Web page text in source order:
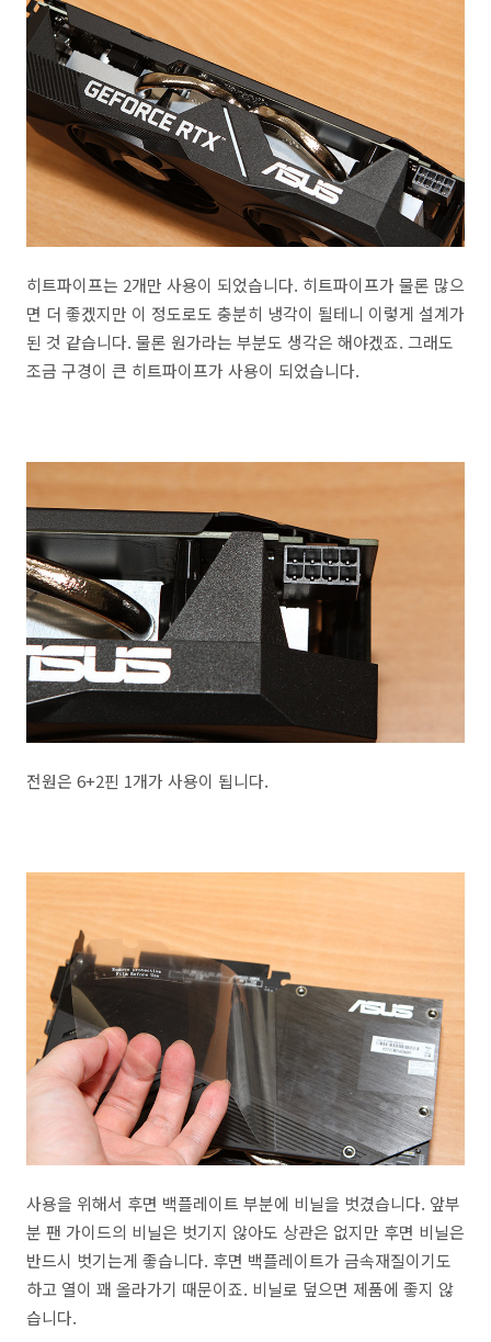
히트파이프는 2개만 사용이 되었습니다. 히트파이프가 물론 많으
면 더 좋겠지만 이 정도로도 충분히 냉각이 될테니 이렇게 설계가
된 것 같습니다. 물론 원가라는 부분도 생각은 해야겠죠. 그래도
조금 구경이 큰 히트파이프가 사용이 되었습니다.
전원은 6+2핀 1개가 사용이 됩니다.
사용을 위해서 후면 백플레이트 부분에 비닐을 벗겼습니다. 앞부
분 팬 가이드의 비닐은 벗기지 않아도 상관은 없지만 후면 비닐은
반드시 벗기는게 좋습니다. 후면 백플레이트가 금속재질이기도
하고 열이 꽤 올라가기 때문이죠. 비닐로 덮으면 제품에 좋지 않
습니다.